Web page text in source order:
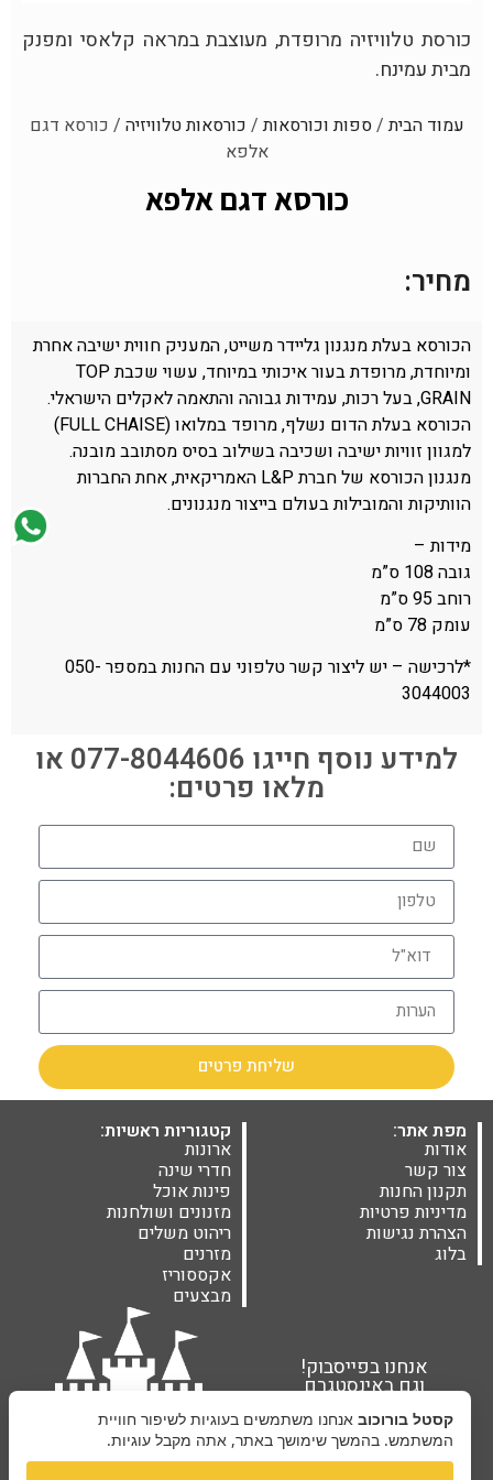
כורסת טלוויזיה מרופדת, מעוצבת במראה קלאסי ומפנק
מבית עמינח.
עמוד הבית/ספות וכורסאות/ כורסאות טלוויזיה / כורסא דגם
אלפא
כורסא דגם אלפא
מחיר:
הכורסא בעלת מנגנון גליידר משייט, המעניק חווית ישיבה אחרת
ומיוחדת, מרופדת בעור איכותי במיוחד, עשוי שכבת TOP
GRAIN, בעל רכות, עמידות גבוהה והתאמה לאקלים הישראלי.
הכורסא בעלת הדום נשלף, מרופד במלואו (FULL CHAISE)
למגוון זוויות ישיבה ושכיבה בשילוב בסיס מסתובב מובנה.
מנגנון הכורסא של חברת L&P האמריקאית, אחת החברות
הוותיקות והמובילות בעולם בייצור מנגנונים.
מידות –
גובה 108 ס”מ
רוחב 95 ס”מ
עומק 78 ס”מ
*לרכישה – יש ליצור קשר טלפוני עם החנות במספר 050-
3044003
למידע נוסף חייגו 077-8044606 או
מלאו פרטים:
שליחת פרטים
מפת אתר:
אודות
צור קשר
תקנון החנות
מדיניות פרטיות
הצהרת נגישות
בלוג
קטגוריות ראשיות:
ארונות
חדרי שינה
פינות אוכל
מזנונים ושולחנות
ריהוט משלים
מזרנים
אקססוריז
מבצעים
אנחנו בפייסבוק!
וגם באינסטגרם
קסטל בורוכוב אנחנו משתמשים בעוגיות לשיפור חוויית
המשתמש. בהמשך שימושך באתר, אתה מקבל עוגיות.